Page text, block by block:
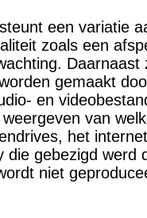
een variatie
zoals een
gemaakt
en
van
het
die gebezigd werd
niet